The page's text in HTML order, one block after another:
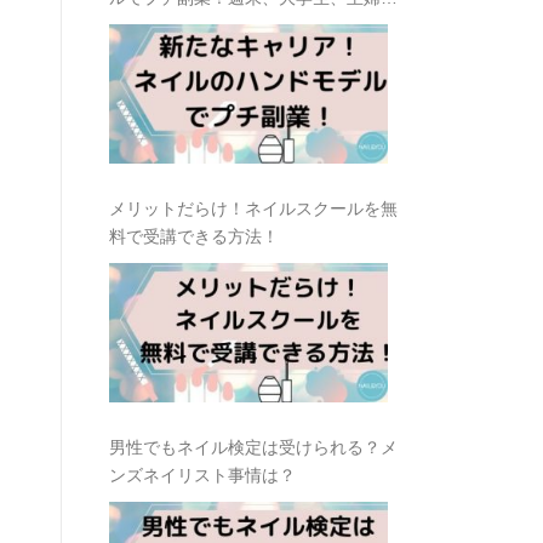
おすすめ
メリットだらけ！ネイルスクールを無
料で受講できる方法！
男性でもネイル検定は受けられる？メ
ンズネイリスト事情は？